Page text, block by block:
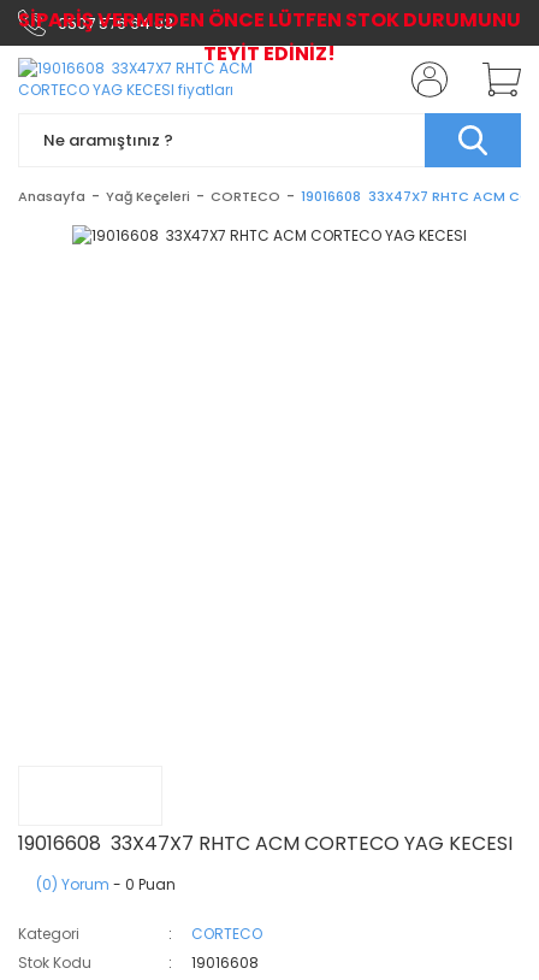
0507 576 64 03
Anasayfa Yağ Keçeleri CORTECO 19016608 33X47X7 RHTC ACM
19016608 33X47X7 RHTC ACM CORTECO YAG KECESI
(0) Yorum - 0 Puan
Kategori
CORTECO
Stok Kodu
19016608
SİPARİŞ VERMEDEN ÖNCE LÜTFEN STOK DURUMUNU
TEYİT EDİNİZ!